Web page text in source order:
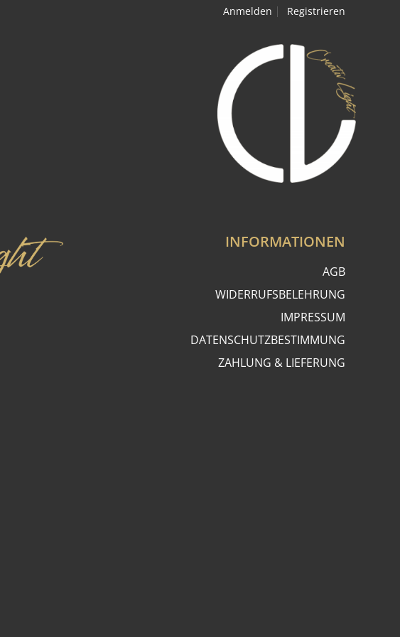
Anmelden Registrieren
INFORMATIONEN
AGB
WIDERRUFSBELEHRUNG
IMPRESSUM
DATENSCHUTZBESTIMMUNG
ZAHLUNG & LIEFERUNG